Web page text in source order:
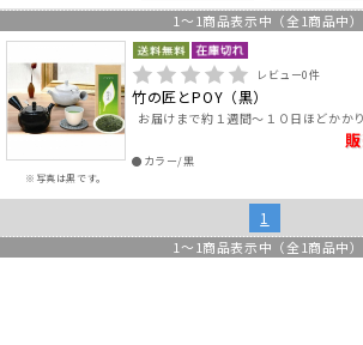
1 ～ 1商品表示中（全 1商品中）
※写真は黒です。
レビュー0件
竹の匠とPOY（黒）
お届けまで約１週間～１０日ほどかか
●カラー/黒
1
1 ～ 1商品表示中（全 1商品中）